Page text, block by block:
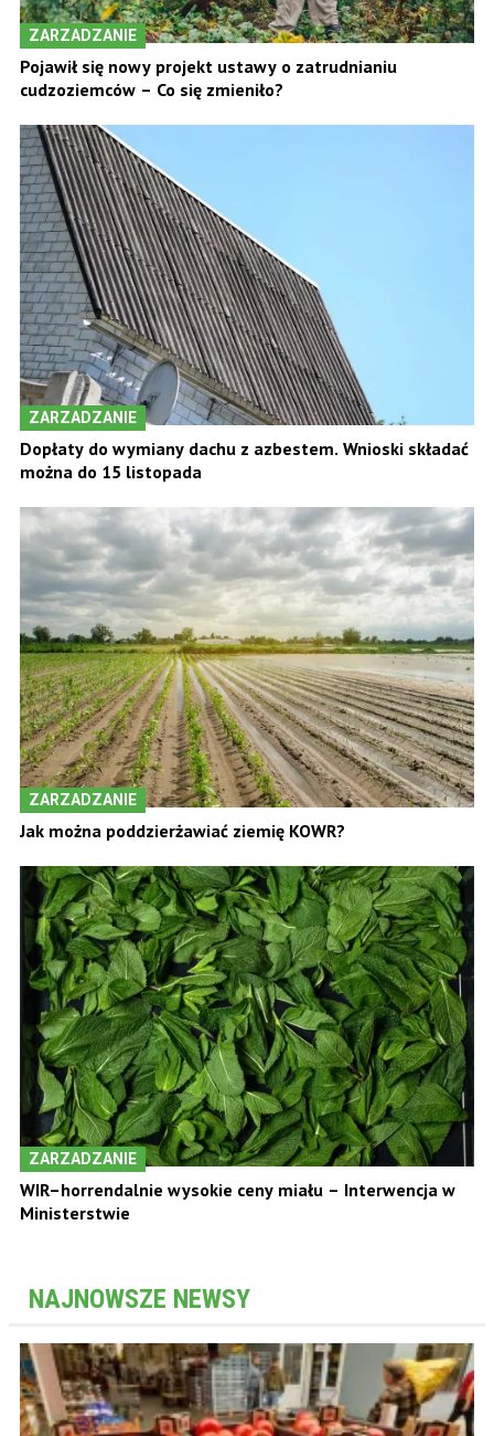
ZARZADZANIE
Pojawił się nowy projekt ustawy o zatrudnianiu
cudzoziemców – Co się zmieniło?
ZARZADZANIE
Dopłaty do wymiany dachu z azbestem. Wnioski składać
można do 15 listopada
ZARZADZANIE
Jak można poddzierżawiać ziemię KOWR?
ZARZADZANIE
WIR–horrendalnie wysokie ceny miału – Interwencja w
Ministerstwie
NAJNOWSZE NEWSY